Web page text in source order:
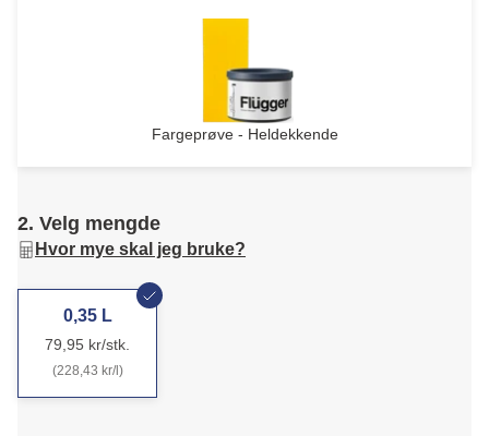
Fargeprøve - Heldekkende
2. Velg mengde
Hvor mye skal jeg bruke?
0,35 L
79,95 kr/stk.
(228,43 kr/l)